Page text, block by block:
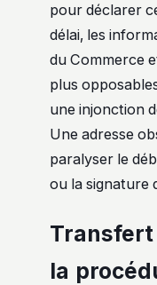
pour déclarer
délai, les
du Commerce
plus
une injonction
Une adresse
paralyser le
ou la signature
Transfert
la